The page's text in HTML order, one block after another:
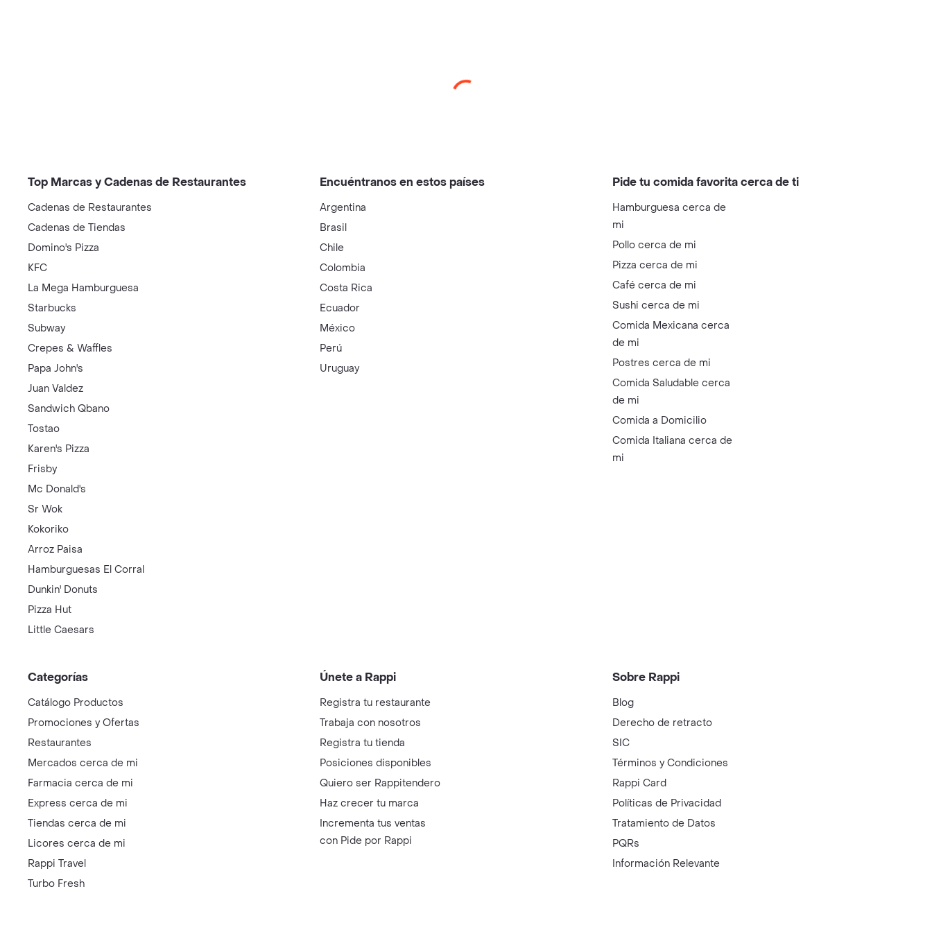
Top Marcas y Cadenas de Restaurantes
Cadenas de Restaurantes
Cadenas de Tiendas
Domino's Pizza
KFC
La Mega Hamburguesa
Starbucks
Subway
Crepes & Waffles
Papa John's
Juan Valdez
Sandwich Qbano
Tostao
Karen's Pizza
Frisby
Mc Donald's
Sr Wok
Kokoriko
Arroz Paisa
Hamburguesas El Corral
Dunkin' Donuts
Pizza Hut
Little Caesars
Encuéntranos en estos países
Argentina
Brasil
Chile
Colombia
Costa Rica
Ecuador
México
Perú
Uruguay
Pide tu comida favorita cerca de ti
Hamburguesa cerca de
mi
Pollo cerca de mi
Pizza cerca de mi
Café cerca de mi
Sushi cerca de mi
Comida Mexicana cerca
de mi
Postres cerca de mi
Comida Saludable cerca
de mi
Comida a Domicilio
Comida Italiana cerca de
mi
Categorías
Catálogo Productos
Promociones y Ofertas
Restaurantes
Mercados cerca de mi
Farmacia cerca de mi
Express cerca de mi
Tiendas cerca de mi
Licores cerca de mi
Rappi Travel
Turbo Fresh
Únete a Rappi
Registra tu restaurante
Trabaja con nosotros
Registra tu tienda
Posiciones disponibles
Quiero ser Rappitendero
Haz crecer tu marca
Incrementa tus ventas
con Pide por Rappi
Sobre Rappi
Blog
Derecho de retracto
SIC
Términos y Condiciones
Rappi Card
Políticas de Privacidad
Tratamiento de Datos
PQRs
Información Relevante